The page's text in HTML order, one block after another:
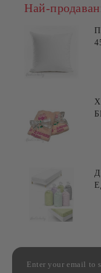
Най-
Enter your email